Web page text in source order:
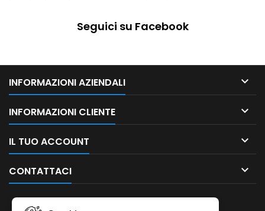
Seguici su Facebook
INFORMAZIONI AZIENDALI 
INFORMAZIONI CLIENTE 
IL TUO ACCOUNT 
CONTATTACI 
NEWSLETTER